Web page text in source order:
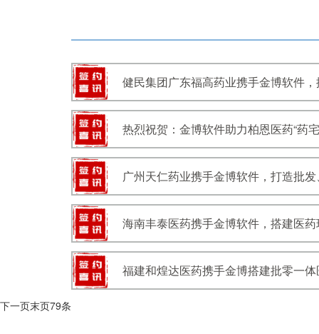
健民集团广东福高药业携手金博软件
热烈祝贺：金博软件助力柏恩医药“药
广州天仁药业携手金博软件，打造批
海南丰泰医药携手金博软件，搭建医
福建和煌达医药携手金博搭建批零一
下一页末页79条